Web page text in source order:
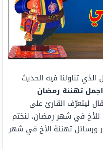
تناولنا فيه الحديث
تهنئة رمضان
ليتعرّف القارئ على
في شهر رمضان، لنختم
ورسائل تهنئة الأخ في شهر